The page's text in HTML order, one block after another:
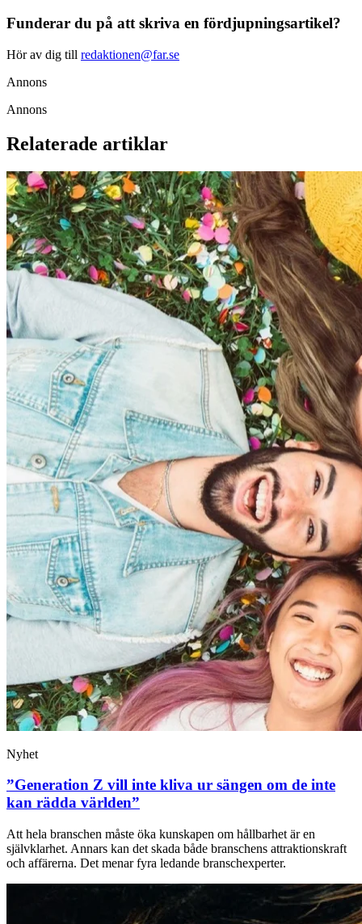
Funderar du på att skriva en fördjupningsartikel?
Hör av dig till redaktionen@far.se
Annons
Annons
Relaterade artiklar
Nyhet
”Generation Z vill inte kliva ur sängen om de inte
kan rädda världen”
Att hela branschen måste öka kunskapen om hållbarhet är en
självklarhet. Annars kan det skada både branschens attraktionskraft
och affärerna. Det menar fyra ledande branschexperter.